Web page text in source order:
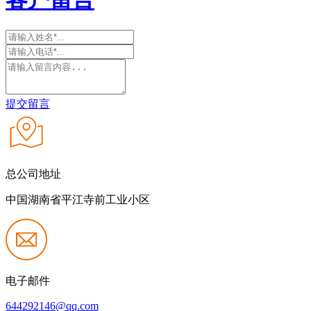
提交留言
总公司地址
中国湖南省平江寺前工业小区
电子邮件
644292146@qq.com